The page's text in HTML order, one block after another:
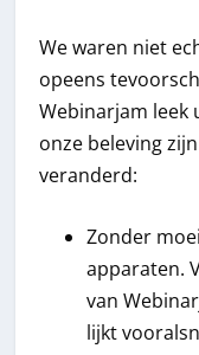
We waren niet
opeens
Webinarjam leek
onze beleving
veranderd:
Zonder
apparaten.
van
lijkt